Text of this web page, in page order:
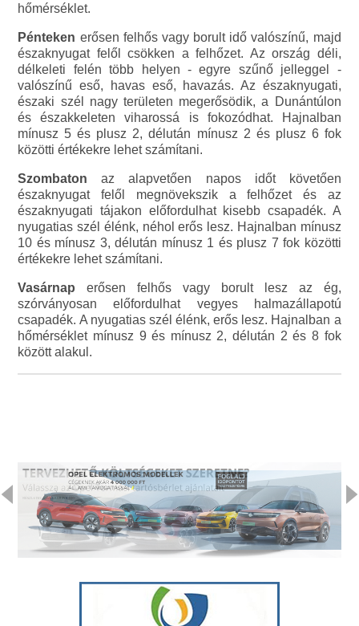
hőmérséklet.
Pénteken erősen felhős vagy borult idő valószínű, majd
északnyugat felől csökken a felhőzet. Az ország déli,
délkeleti felén több helyen - egyre szűnő jelleggel -
valószínű eső, havas eső, havazás. Az északnyugati,
északi szél nagy területen megerősödik, a Dunántúlon
és északkeleten viharossá is fokozódhat. Hajnalban
mínusz 5 és plusz 2, délután mínusz 2 és plusz 6 fok
közötti értékekre lehet számítani.
Szombaton az alapvetően napos időt követően
északnyugat felől megnövekszik a felhőzet és az
északnyugati tájakon előfordulhat kisebb csapadék. A
nyugatias szél élénk, néhol erős lesz. Hajnalban mínusz
10 és mínusz 3, délután mínusz 1 és plusz 7 fok közötti
értékekre lehet számítani.
Vasárnap erősen felhős vagy borult lesz az ég,
szórványosan előfordulhat vegyes halmazállapotú
csapadék. A nyugatias szél élénk, erős lesz. Hajnalban a
hőmérséklet mínusz 9 és mínusz 2, délután 2 és 8 fok
között alakul.